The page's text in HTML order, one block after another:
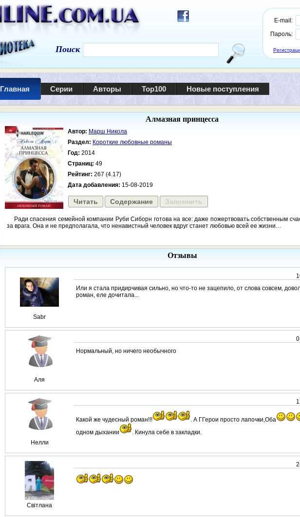
E-mail:
Пароль:
Поиск
Главная Серии Авторы Top100 Новые поступления
Алмазная принцесса
Автор: Марш Никола
Раздел: Короткие любовные романы
Год: 2014
Страниц: 49
Рейтинг: 267 (4.17)
Дата добавления: 15-08-2019
Читать Содержание Запомнить
Ради спасения семейной компании Руби Сиборн готова на все: даже пожертвовать собственным
за врага. Она и не предполагала, что ненавистный человек вдруг станет любовью всей ее жизни…
Отзывы
Sabr
Или я стала придирчивая сильно, но что-то не зацепило, от слова совсем,
роман, еле дочитала...
Аля
Нормальный, но ничего необычного
Нелли
Какой же чудесный роман!!! . А ГГерои просто лапочки,Оба
одном дыхании
. Кинула себе в закладки.
Світлана